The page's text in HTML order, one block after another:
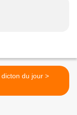
Le dicton du jour >